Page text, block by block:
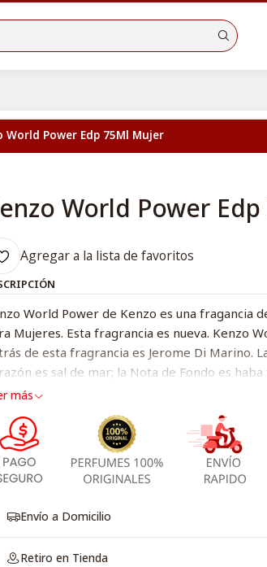
World Power Edp 75Ml Mujer
World Power
Agregar a la lista de favoritos
World Power de Kenzo es una fragancia
Mujeres. Esta fragrancia es nueva. Kenzo
de esta fragrancia es Jerome Di Marino.
es sal de mar; la Nota de Fondo es haba
más
Envío a Domicilio
Retiro en Tienda